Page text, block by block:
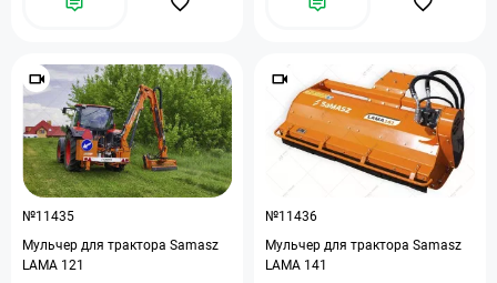
№11435
Мульчер для трактора Samasz
LAMA 121
№11436
Мульчер для трактора Samasz
LAMA 141